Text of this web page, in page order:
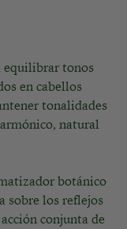
equilibrar tonos
en cabellos
tonalidades
natural
botánico
sobre los reflejos
conjunta de